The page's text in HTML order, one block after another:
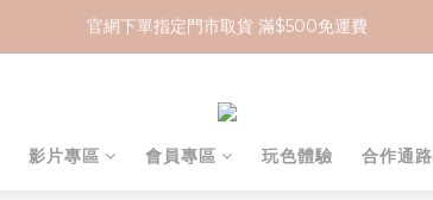
加入 MCG 會員｜即贈 $100 購物金
加入 MCG 會員｜即贈 $100 購物金
影片專區 會員專區 玩色體驗 合作通路